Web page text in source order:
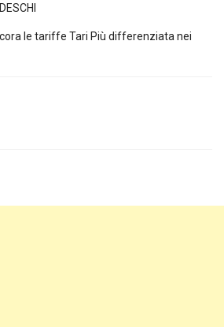
le tariffe Tari Più differenziata nei